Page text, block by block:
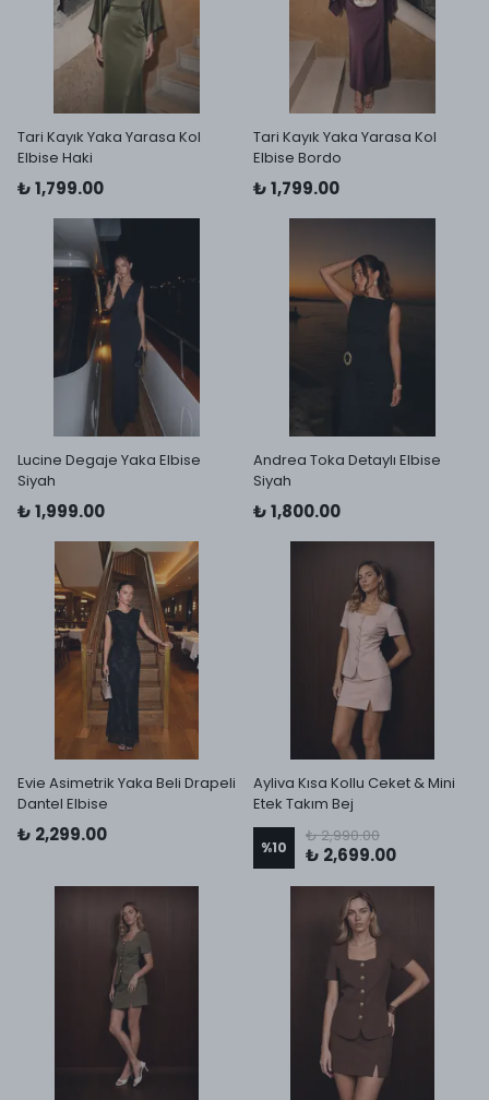
Tari Kayık Yaka Yarasa Kol
Elbise Haki
₺ 1,799.00
Tari Kayık Yaka Yarasa Kol
Elbise Bordo
₺ 1,799.00
Lucine Degaje Yaka Elbise
Siyah
₺ 1,999.00
Andrea Toka Detaylı Elbise
Siyah
₺ 1,800.00
Evie Asimetrik Yaka Beli Drapeli
Dantel Elbise
₺ 2,299.00
Ayliva Kısa Kollu Ceket & Mini
Etek Takım Bej
%10
₺ 2,990.00
₺ 2,699.00